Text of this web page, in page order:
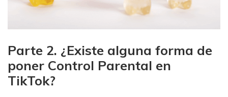
Parte 2. ¿Existe alguna forma de
poner Control Parental en
TikTok?